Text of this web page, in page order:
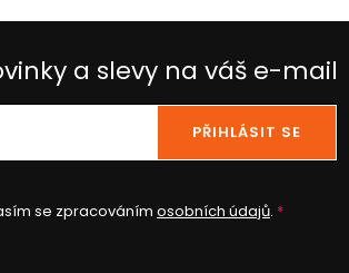
a slevy na váš e-mail
se zpracováním osobních údajů.
PŘIHLÁSIT SE